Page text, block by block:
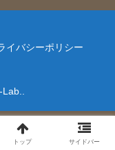
イバシーポリシー
トップ サイドバー